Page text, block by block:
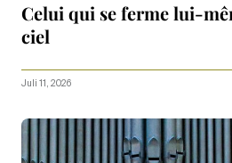
Celui qui se ferme lui-
ciel
Juli 11, 2026